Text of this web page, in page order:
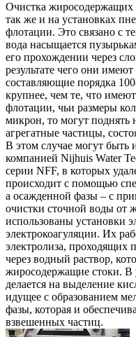
Очистка жиросодержащих
так же и на установках
флотации. Это связано с
вода насыщается
его прохождении через
результате чего они
составляющие порядка
крупнее, чем те, что
флотации, чьи размеры
микрон, то могут поднять
агрегатные частицы,
В этом случае могут быть
компанией Nijhuis Water
серии NFF, в которых
происходит с помощью
а осажденной фазы – с
очистки сточной воды от
использованы установки
электрокоагуляции. Их
электролиза, проходящих
через водный раствор,
жиросодержащие стоки. В
делается на выделение
идущее с образованием
фазы, которая и
взвешенных частиц.